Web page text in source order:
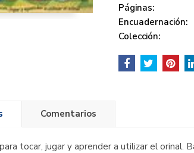
Páginas:
Encuadernación:
Colección:
Comentarios
tocar, jugar y aprender a utilizar el orinal.